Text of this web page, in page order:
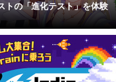
トの「進化テスト」を体験